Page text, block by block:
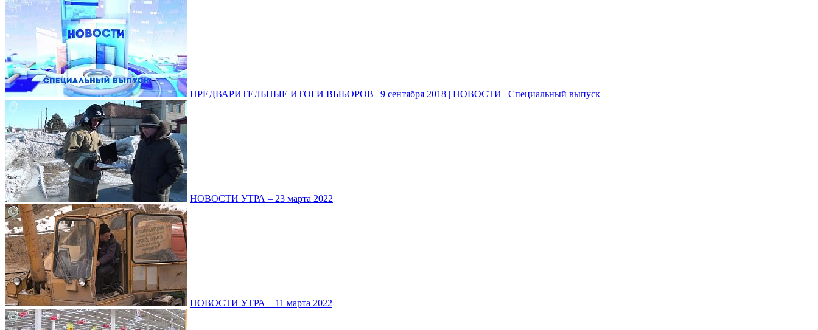
ПРЕДВАРИТЕЛЬНЫЕ ИТОГИ ВЫБОРОВ | 9 сентября 2018 | НОВОСТИ | Специальный выпуск
НОВОСТИ УТРА – 23 марта 2022
НОВОСТИ УТРА – 11 марта 2022